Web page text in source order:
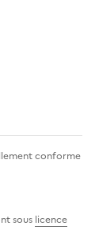
conforme
sous licence